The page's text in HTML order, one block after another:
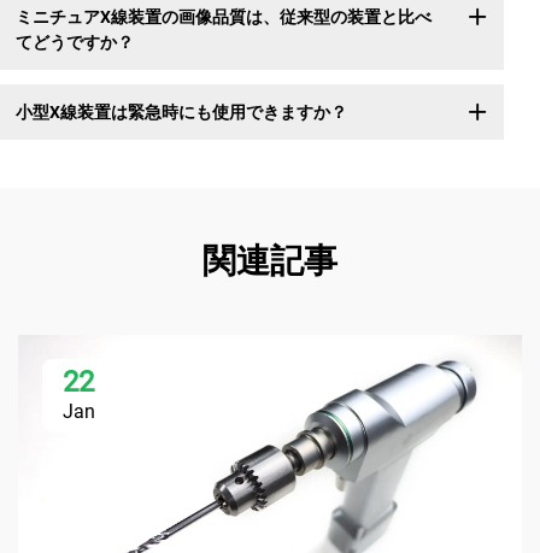
ミニチュアX線装置の画像品質は、従来型の装置と比べ
てどうですか？
小型X線装置は緊急時にも使用できますか？
関連記事
22
Jan